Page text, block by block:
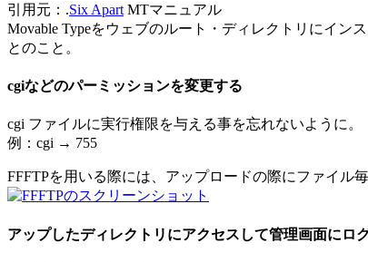
引用元：.Six Apart MTマニュアル
Movable Typeをウェブのルート・ディレクトリにイン
とのこと。
cgiなどのパーミッションを変更する
cgi ファイルに実行権限を与える事を忘れないように。
例：cgi → 755
FFFTPを用いる際には、アップロードの際にファイル
アップしたディレクトリにアクセスして管理画面にロ